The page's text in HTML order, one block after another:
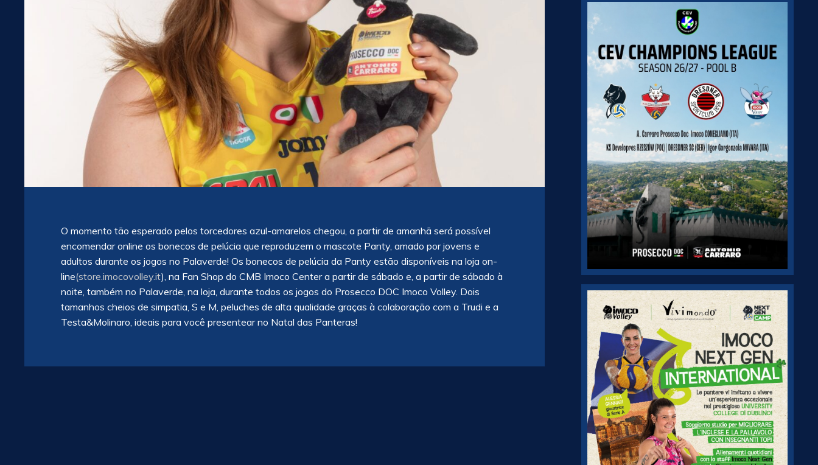
O momento tão esperado pelos torcedores azul-amarelos chegou, a partir de amanhã será possível
encomendar online os bonecos de pelúcia que reproduzem o mascote Panty, amado por jovens e
adultos durante os jogos no Palaverde! Os bonecos de pelúcia da Panty estão disponíveis na loja on-
line(store.imocovolley.it), na Fan Shop do CMB Imoco Center a partir de sábado e, a partir de sábado à
noite, também no Palaverde, na loja, durante todos os jogos do Prosecco DOC Imoco Volley. Dois
tamanhos cheios de simpatia, S e M, peluches de alta qualidade graças à colaboração com a Trudi e a
Testa&Molinaro, ideais para você presentear no Natal das Panteras!